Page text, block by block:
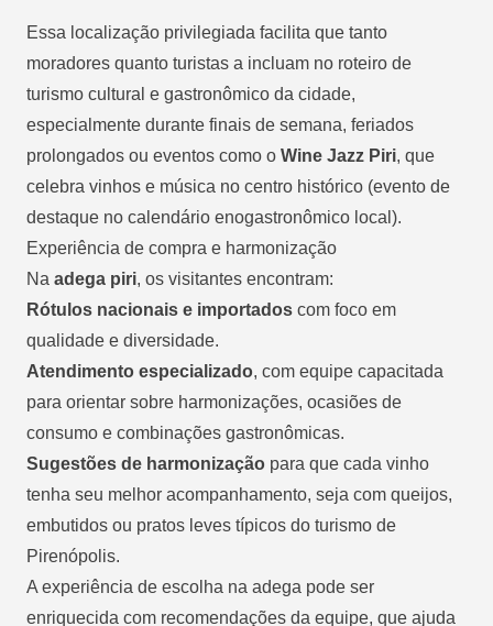
Essa localização privilegiada facilita que tanto
moradores quanto turistas a incluam no roteiro de
turismo cultural e gastronômico da cidade,
especialmente durante finais de semana, feriados
prolongados ou eventos como o Wine Jazz Piri, que
celebra vinhos e música no centro histórico (evento de
destaque no calendário enogastronômico local).
Experiência de compra e harmonização
Na adega piri, os visitantes encontram:
Rótulos nacionais e importados com foco em
qualidade e diversidade.
Atendimento especializado, com equipe capacitada
para orientar sobre harmonizações, ocasiões de
consumo e combinações gastronômicas.
Sugestões de harmonização para que cada vinho
tenha seu melhor acompanhamento, seja com queijos,
embutidos ou pratos leves típicos do turismo de
Pirenópolis.
A experiência de escolha na adega pode ser
enriquecida com recomendações da equipe, que ajuda